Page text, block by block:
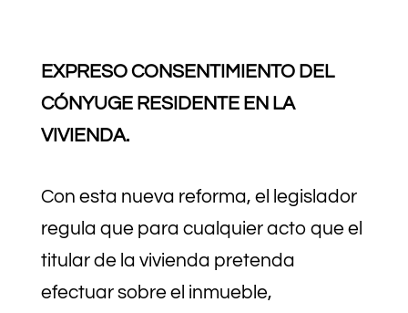
EXPRESO CONSENTIMIENTO DEL
CÓNYUGE RESIDENTE EN LA
VIVIENDA.
Con esta nueva reforma, el legislador
regula que para cualquier acto que el
titular de la vivienda pretenda
efectuar sobre el inmueble,